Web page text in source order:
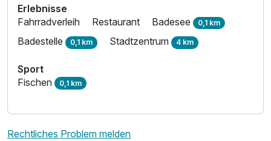
Ausstattung
Erlebnisse
Fahrradverleih
Restaurant Badesee 0,1 km
Badestelle 0,1 km Stadtzentrum 4 km
Sport
Fischen 0,1 km
Rechtliches Problem melden